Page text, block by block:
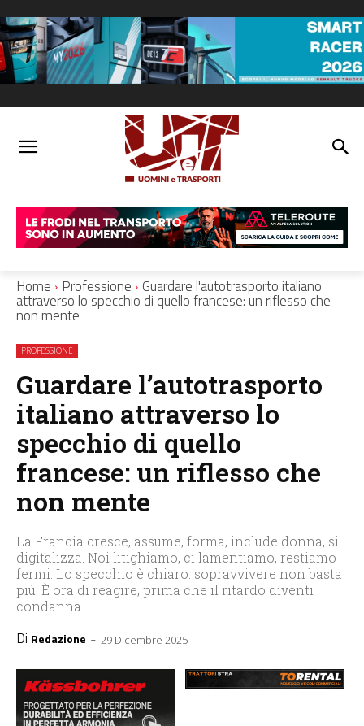
Home Professione Guardare l'autotrasporto italiano
attraverso lo specchio di quello francese: un riflesso che
non mente
PROFESSIONE
Guardare l’autotrasporto
italiano attraverso lo
specchio di quello
francese: un riflesso che
non mente
La Francia cresce, assume, forma, include donna, si
digitalizza. Noi litighiamo, ci lamentiamo, restiamo
fermi. Lo specchio è chiaro: sopravvivere non basta
più. È ora di reagire, prima che il ritardo diventi
condanna
Di Redazione - 29 Dicembre 2025